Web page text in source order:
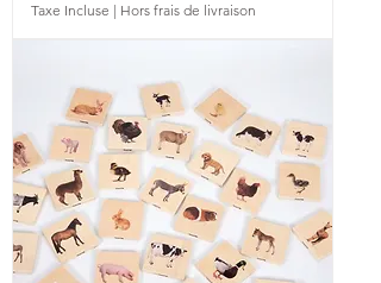
Taxe Incluse | Hors frais de livraison